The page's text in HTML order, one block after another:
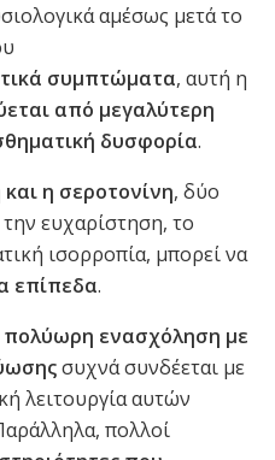
αμέσως μετά το
συμπτώματα, αυτή η
από μεγαλύτερη
δυσφορία.
η σεροτονίνη, δύο
ευχαρίστηση, το
ισορροπία, μπορεί να
επίπεδα.
πολύωρη ενασχόληση με
συχνά συνδέεται με
λειτουργία αυτών
πολλοί